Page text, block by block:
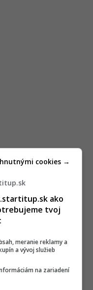
ako
tvoj
meranie reklamy a
a vývoj služieb
na zariadení
cookies →